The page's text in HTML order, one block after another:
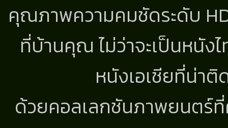
คุณภาพความคมชัดระดับ
ที่บ้านคุณ ไม่ว่าจะเป็นหนั
หนังเอเชียที่น่า
ด้วยคอลเลกชันภาพยนตร์